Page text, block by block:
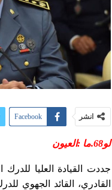
انشر Facebook
لو68.ما :العيون
جددت القيادة العليا
القادري، القائد الجهوي